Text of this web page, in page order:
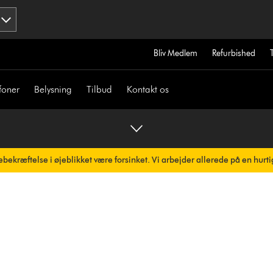
Bliv Medlem Refurbished
Belysning Tilbud Kontakt os
i øjeblikket være forsinket. Vi arbejder allerede på en